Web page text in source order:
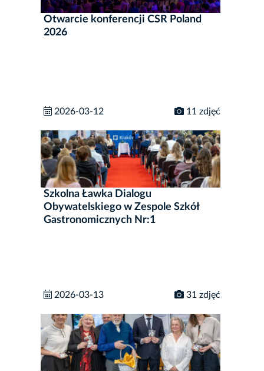
Otwarcie konferencji CSR Poland
2026
2026-03-12 11 zdjęć
Szkolna Ławka Dialogu
Obywatelskiego w Zespole Szkół
Gastronomicznych Nr:1
2026-03-13 31 zdjęć